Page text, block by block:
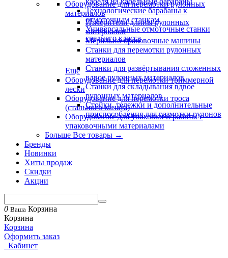
Технологические барабаны к
отмоточным станкам
Универсальные отмоточные станки
среднего класса
Оборудование для перемотки рулонных
материалов
Измерители длины рулонных
материалов
Мерильно-браковочные машины
Станки для перемотки рулонных
материалов
Станки для развёртывания сложенных
вдвое рулонных материалов
Станки для складывания вдвое
рулонных материалов
Стойки, тележки и дополнительные
приспособления для размотки рулонов
Еще
Оборудование для перемотки триммерной
лески
Оборудование для перемотки троса
(стального каната)
Оборудование для упаковки и работы с
упаковочными материалами
Больше Все товары →
Бренды
Новинки
Хиты продаж
Скидки
Акции
0 Ваша Корзина
Корзина
Корзина
Оформить заказ
Кабинет